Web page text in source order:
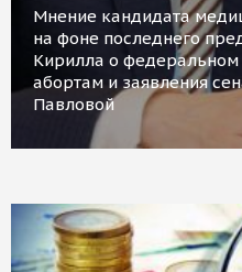
Мнение кандидата
на фоне последнего
Кирилла о федеральном
абортам и заявления
Павловой